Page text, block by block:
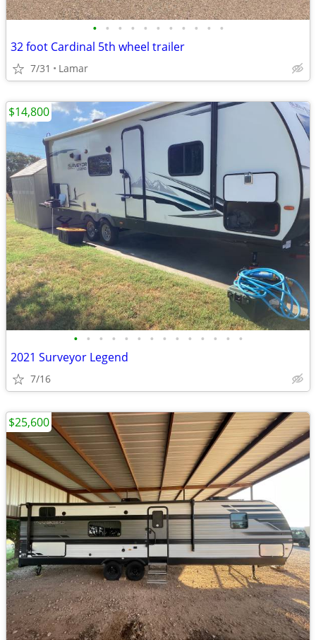
• • • • • • • • • • •
32 foot Cardinal 5th wheel trailer
7/31 Lamar
• • • • • • • • • • • • • •
2021 Surveyor Legend
7/16
$14,800
$25,600